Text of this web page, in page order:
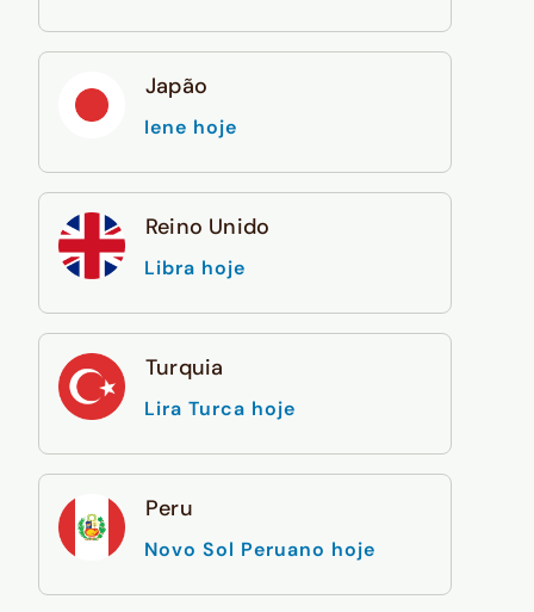
Japão
Iene hoje
Reino Unido
Libra hoje
Turquia
Lira Turca hoje
Peru
Novo Sol Peruano hoje